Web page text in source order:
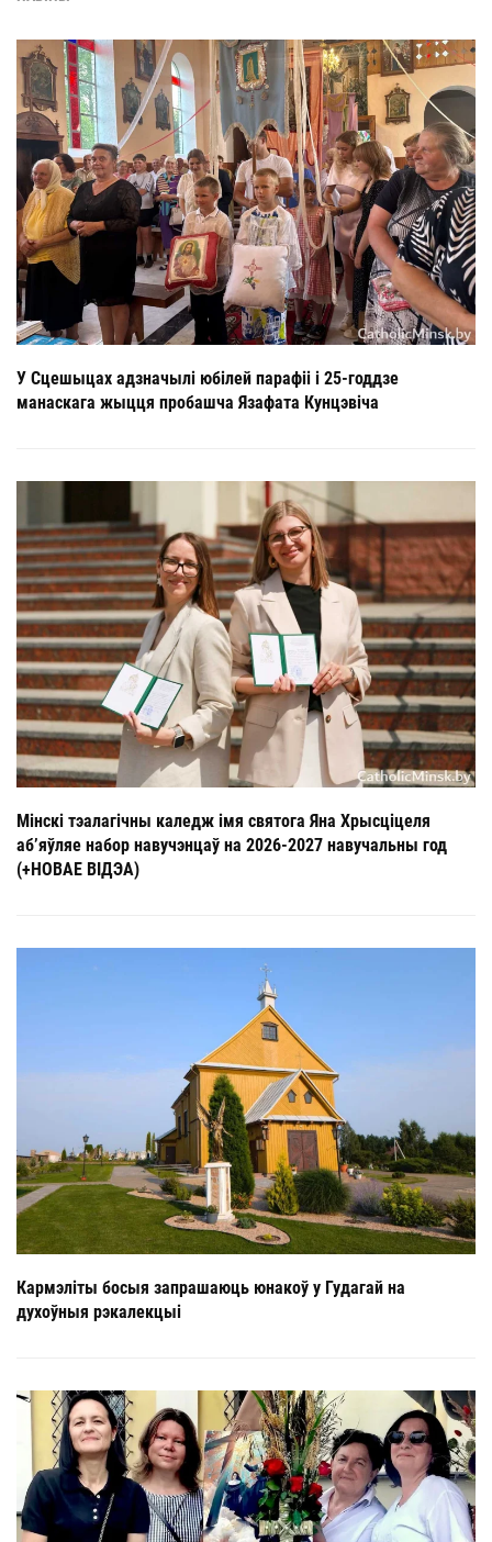
У Сцешыцах адзначылі юбілей парафіі і 25-годдзе
манаскага жыцця пробашча Язафата Кунцэвіча
Мінскі тэалагічны каледж імя святога Яна Хрысціцеля
аб’яўляе набор навучэнцаў на 2026-2027 навучальны год
(+НОВАЕ ВІДЭА)
Кармэліты босыя запрашаюць юнакоў у Гудагай на
духоўныя рэкалекцыі